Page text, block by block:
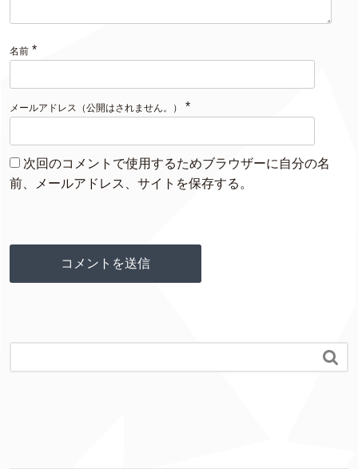
名前 *
メールアドレス（公開はされません。） *
次回のコメントで使用するためブラウザーに自分の名
前、メールアドレス、サイトを保存する。
